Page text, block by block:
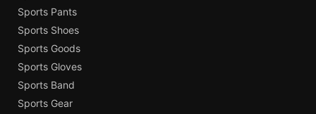
Sports Pants
Sports Shoes
Sports Goods
Sports Gloves
Sports Band
Sports Gear